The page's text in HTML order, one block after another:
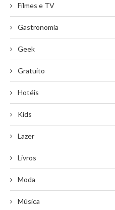
Filmes e TV
Gastronomia
Geek
Gratuito
Hotéis
Kids
Lazer
Livros
Moda
Música